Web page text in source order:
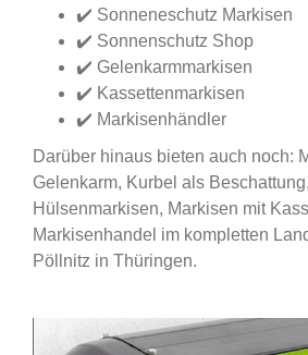
✔️ Sonneneschutz Markisen
✔️ Sonnenschutz Shop
✔️ Gelenkarmmarkisen
✔️ Kassettenmarkisen
✔️ Markisenhändler
Darüber hinaus bieten auch noch:
Gelenkarm, Kurbel als
Hülsenmarkisen, Markisen mit
Markisenhandel im kompletten
Pöllnitz in Thüringen.